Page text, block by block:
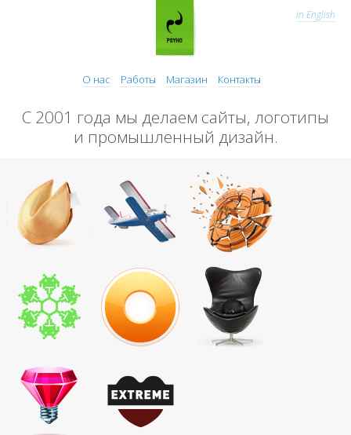
О нас Работы Магазин Контакты
in English
С 2001 года мы делаем сайты, логотипы
и промышленный дизайн.